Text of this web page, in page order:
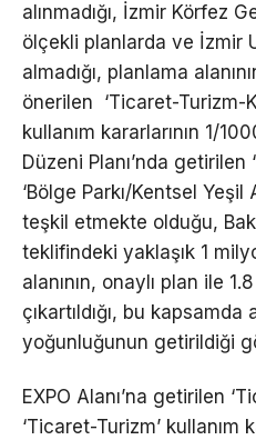
alınmadığı, İzmir Körfez
ölçekli planlarda ve İzmir
almadığı, planlama
önerilen ‘Ticaret-Turizm-
kullanım kararlarının 1/
Düzeni Planı’nda getirilen
‘Bölge Parkı/Kentsel Yeşil
teşkil etmekte olduğu,
teklifindeki yaklaşık 1
alanının, onaylı plan ile
çıkartıldığı, bu
yoğunluğunun getirildiği
EXPO Alanı’na getirilen
‘Ticaret-Turizm’ kullanım